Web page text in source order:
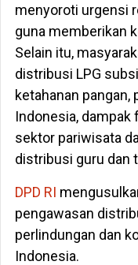
menyoroti urgensi
guna memberikan
Selain itu,
distribusi LPG
ketahanan
Indonesia, dampak
sektor pariwisata
distribusi guru dan
DPD RI
pengawasan
perlindungan dan
Indonesia.